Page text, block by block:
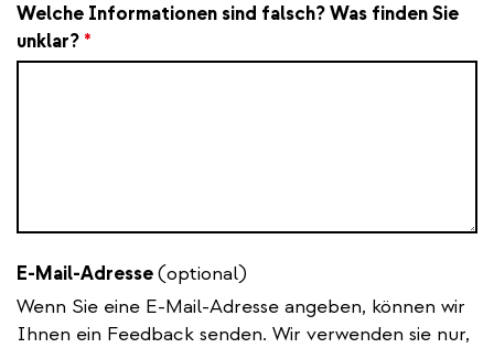
Welche Informationen sind falsch? Was finden Sie
unklar? *
E-Mail-Adresse(optional)
Wenn Sie eine E-Mail-Adresse angeben, können wir
Ihnen ein Feedback senden. Wir verwenden sie nur,